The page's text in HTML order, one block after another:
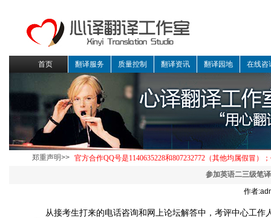
首页 翻译服务 质量控制 翻译资讯 翻译园地 在线咨
郑重声明>>
参加英语二三级笔
作者
从接考生打来的电话咨询和网上论坛解答中，考评中心工